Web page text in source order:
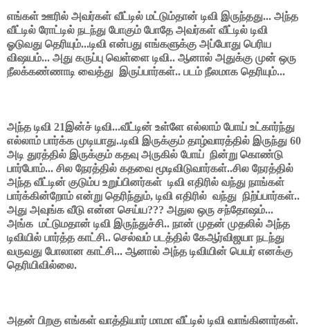
எங்கள் ஊரில் அவர்கள் வீட்டில் மட்டும்தான் டிவி இருந்தது... அந்த
வீட்டில் ரோட்டில் நடந்து போகும் போதே அவர்கள் வீட்டில் டிவி
ஓடுவது தெரியும்...டிவி என்பது எங்களுக்கு அப்போது பெரிய
விஷயம்... அது கருப்பு வெள்ளை டிவி.. ஆனால் அதுக்கு முன் ஒரு
நீலக்கண்ணாடி வைத்து இருப்பார்கள்.. படம் நீலமாக தெரியும்...
அந்த டிவி 21இன்ச் டிவி...வீட்டின் உள்ளே எல்லாம் போய் உட்கார்ந்து
எல்லாம் பார்க்க முடியாது..டிவி இருக்கும் தாழ்வாரத்தில் இருந்து 60
அடி துரத்தில் இருக்கும் கதவு அருகில் போய் நின்று கொண்டு
பார்போம்... சில நேரத்தில் கதவை மூடிவிடுவார்கள்..சில நேரத்தில்
அந்த வீட்டின் குடும்ப உறுப்பினர்கள் டிவி எதிரில் வந்து நாங்கள்
பார்க்கின்றோம் என்று தெரிந்தும், டிவி எதிரில் வந்து நிற்ப்பார்கள்..
அது அவுங்க வீடு என்ன செய்ய??? அதுல ஒரு சந்தோஷம்...
அங்க மட்டுமதான் டிவி இருந்துச்சி.. நான் முதன் முதலில் அந்த
டிவியில் பார்த்த காட்சி.. செல்வம் படத்தில் கேஆர்விஜயா நடந்து
வருவது போலான காட்சி... ஆனால் அந்த டிவியின் பெயர் எனக்கு
தெரியிவில்லை.
அதன் பிறகு எங்கள் வாத்தியார் மாமா வீட்டில் டிவி வாங்கினார்கள்.